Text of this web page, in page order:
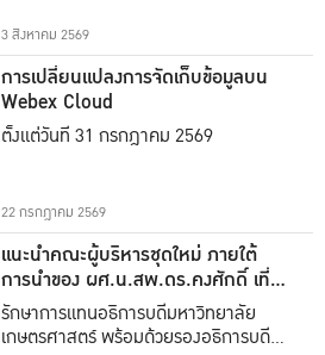
3 สิงหาคม 2569
การเปลี่ยนแปลงการจัดเก็บข้อมูลบน
Webex Cloud
ตั้งแต่วันที่ 31 กรกฎาคม 2569
22 กรกฎาคม 2569
แนะนำคณะผู้บริหารชุดใหม่ ภายใต้
การนำของ ผศ.น.สพ.ดร.คงศักดิ์ เที่ยง
ธรรม
รักษาการแทนอธิการบดีมหาวิทยาลัย
เกษตรศาสตร์ พร้อมด้วยรองอธิการบดีทั้ง